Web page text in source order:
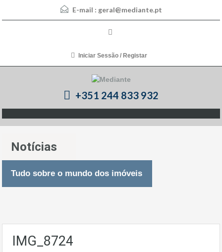
E-mail : geral@mediante.pt
Iniciar Sessão / Registar
+351 244 833 932
Notícias
Tudo sobre o mundo dos imóveis
IMG_8724